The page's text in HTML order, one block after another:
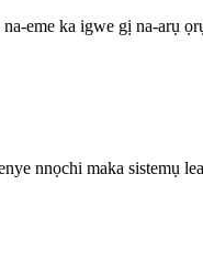
eme ka igwe gị na-arụ
nnọchi maka sistemụ